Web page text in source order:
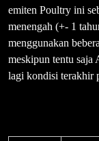
emiten Poultry ini
menengah (+- 1
menggunakan
meskipun tentu saja
lagi kondisi terakhir